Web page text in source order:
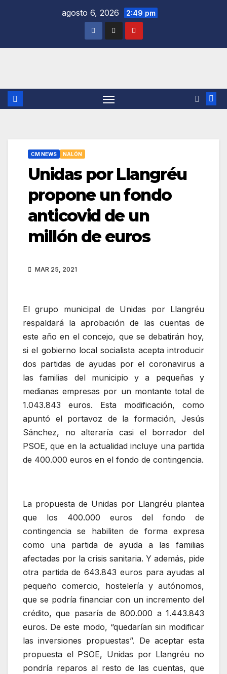
agosto 6, 2026 2:49 pm
CM NEWS NALÓN
Unidas por Llangréu
propone un fondo
anticovid de un
millón de euros
MAR 25, 2021
El grupo municipal de Unidas por Llangréu
respaldará la aprobación de las cuentas de
este año en el concejo, que se debatirán hoy,
si el gobierno local socialista acepta introducir
dos partidas de ayudas por el coronavirus a
las familias del municipio y a pequeñas y
medianas empresas por un montante total de
1.043.843 euros. Esta modificación, como
apuntó el portavoz de la formación, Jesús
Sánchez, no alteraría casi el borrador del
PSOE, que en la actualidad incluye una partida
de 400.000 euros en el fondo de contingencia.
La propuesta de Unidas por Llangréu plantea
que los 400.000 euros del fondo de
contingencia se habiliten de forma expresa
como una partida de ayuda a las familias
afectadas por la crisis sanitaria. Y además, pide
otra partida de 643.843 euros para ayudas al
pequeño comercio, hostelería y autónomos,
que se podría financiar con un incremento del
crédito, que pasaría de 800.000 a 1.443.843
euros. De este modo, “quedarían sin modificar
las inversiones propuestas”. De aceptar esta
propuesta el PSOE, Unidas por Llangréu no
pondría reparos al resto de las cuentas, que